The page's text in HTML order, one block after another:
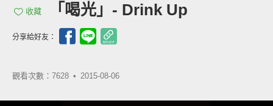
收藏 「喝光」- Drink Up
分享給好友：
觀看次數：7628 • 2015-08-06